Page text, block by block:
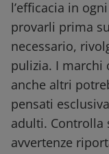
l’efficacia in
provarli prima
necessario,
pulizia. I marchi
anche altri
pensati
adulti. Controlla
avvertenze